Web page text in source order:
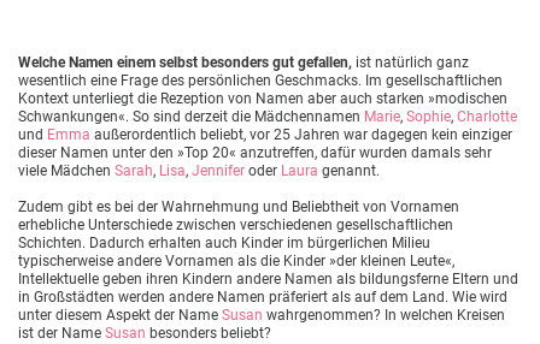
Welche Namen einem selbst besonders gut gefallen, ist natürlich ganz
wesentlich eine Frage des persönlichen Geschmacks. Im gesellschaftlichen
Kontext unterliegt die Rezeption von Namen aber auch starken »modischen
Schwankungen«. So sind derzeit die Mädchennamen Marie, Sophie, Charlotte
und Emma außerordentlich beliebt, vor 25 Jahren war dagegen kein einziger
dieser Namen unter den »Top 20« anzutreffen, dafür wurden damals sehr
viele Mädchen Sarah, Lisa, Jennifer oder Laura genannt.
Zudem gibt es bei der Wahrnehmung und Beliebtheit von Vornamen
erhebliche Unterschiede zwischen verschiedenen gesellschaftlichen
Schichten. Dadurch erhalten auch Kinder im bürgerlichen Milieu
typischerweise andere Vornamen als die Kinder »der kleinen Leute«,
Intellektuelle geben ihren Kindern andere Namen als bildungsferne Eltern und
in Großstädten werden andere Namen präferiert als auf dem Land. Wie wird
unter diesem Aspekt der Name Susan wahrgenommen? In welchen Kreisen
ist der Name Susan besonders beliebt?